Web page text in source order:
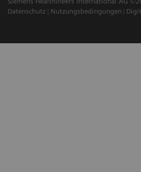
Datenschutz
Nutzungsbedingungen